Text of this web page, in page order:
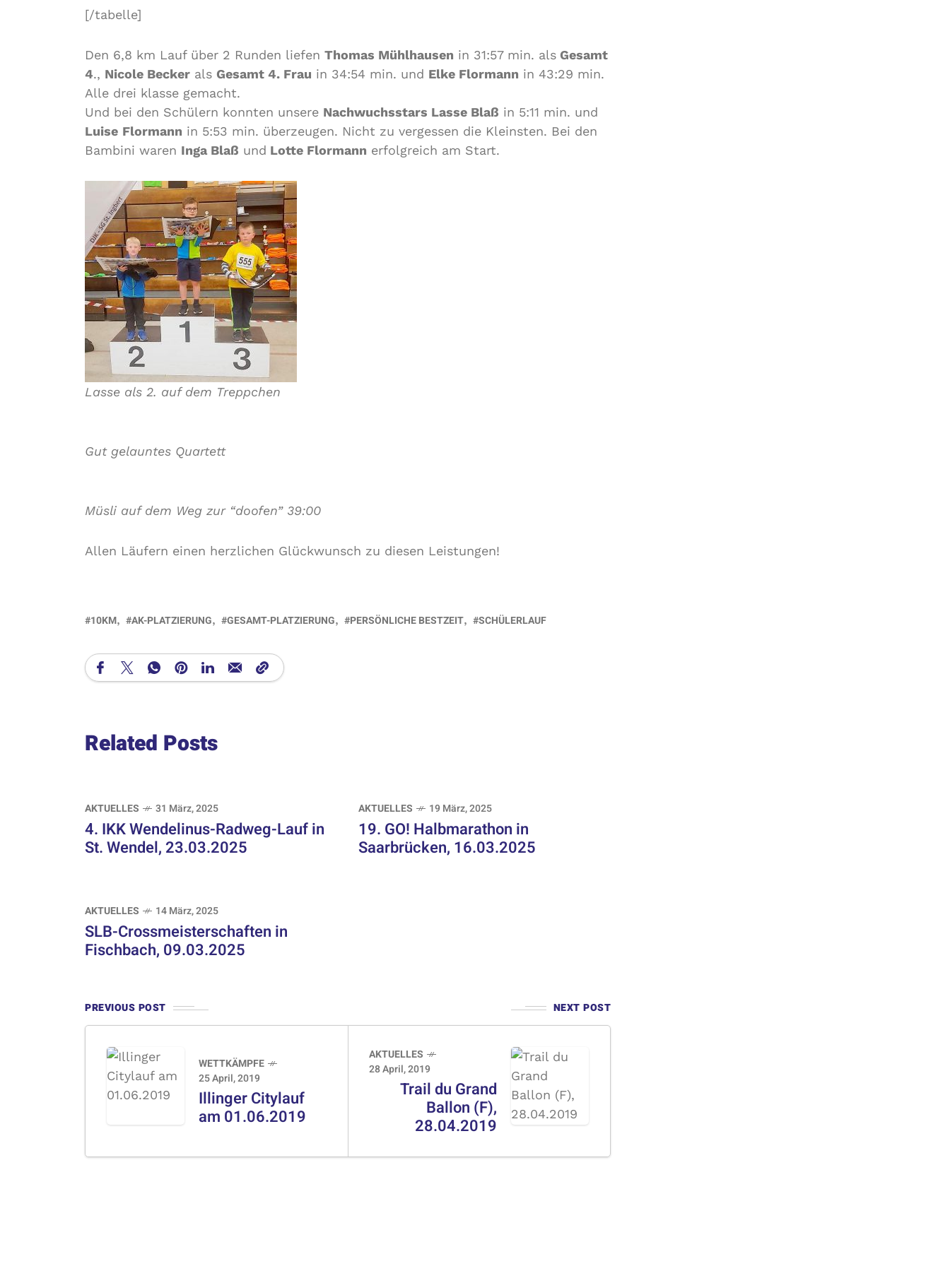
[/tabelle]
Den 6,8 km Lauf über 2 Runden liefen Thomas Mühlhausen in 31:57 min. als Gesamt
4., Nicole Becker als Gesamt 4. Frau in 34:54 min. und Elke Flormann in 43:29 min.
Alle drei klasse gemacht.
Und bei den Schülern konnten unsere Nachwuchsstars Lasse Blaß in 5:11 min. und
Luise Flormann in 5:53 min. überzeugen. Nicht zu vergessen die Kleinsten. Bei den
Bambini waren Inga Blaß und Lotte Flormann erfolgreich am Start.
Lasse als 2. auf dem Treppchen
Gut gelauntes Quartett
Müsli auf dem Weg zur “doofen” 39:00
Allen Läufern einen herzlichen Glückwunsch zu diesen Leistungen!
10KM AK-PLATZIERUNG GESAMT-PLATZIERUNG PERSÖNLICHE BESTZEIT SCHÜLERLAUF
Related Posts
AKTUELLES 31 März, 2025
4. IKK Wendelinus-Radweg-Lauf in
St. Wendel, 23.03.2025
AKTUELLES 19 März, 2025
19. GO! Halbmarathon in
Saarbrücken, 16.03.2025
AKTUELLES 14 März, 2025
SLB-Crossmeisterschaften in
Fischbach, 09.03.2025
PREVIOUS POST NEXT POST
WETTKÄMPFE
25 April, 2019
Illinger Citylauf
am 01.06.2019
AKTUELLES
28 April, 2019
Trail du Grand
Ballon (F),
28.04.2019